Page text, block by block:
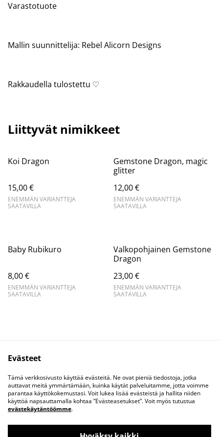
Varastotuote
Mallin suunnittelija: Rebel Alicorn Designs
Rakkaudella tulostettu ♡
Liittyvät nimikkeet
Koi Dragon
15,00 €
ENEMMÄN VARIANTTEJA
SAATAVILLA
Gemstone Dragon, magic
glitter
12,00 €
ENEMMÄN VARIANTTEJA
SAATAVILLA
Baby Rubikuro
8,00 €
ENEMMÄN VARIANTTEJA
SAATAVILLA
Valkopohjainen Gemstone
Dragon
23,00 €
ENEMMÄN VARIANTTEJA
SAATAVILLA
Ota yhteyttä
Juridiset ehdot
Tietosuojakäytäntö
Evästekäytäntö
Evästeet
Tämä verkkosivusto käyttää evästeitä. Ne ovat pieniä tiedostoja, jotka
auttavat meitä ymmärtämään, kuinka käytät palveluitamme, jotta voimme
parantaa käyttökokemustasi. Voit lukea lisää evästeistä ja hallita niiden
käyttöä napsauttamalla kohtaa ”Evästeasetukset”. Voit myös tutustua
evästekäytäntöömme.